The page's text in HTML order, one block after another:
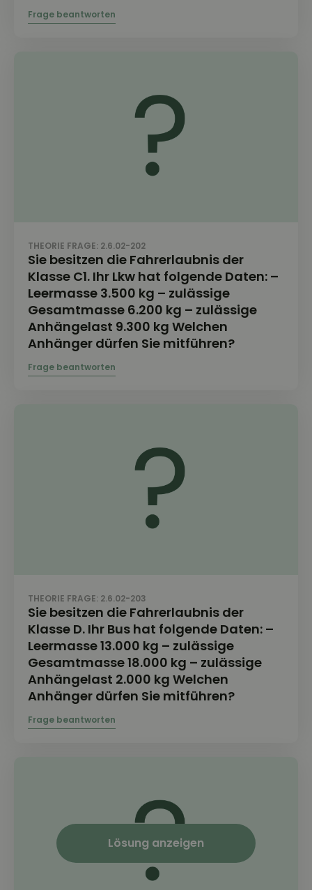
Lösung anzeigen
THEORIE FRAGE: 2.6.02-202
Sie besitzen die Fahrerlaubnis der
Klasse C1. Ihr Lkw hat folgende Daten: –
Leermasse 3.500 kg – zulässige
Gesamtmasse 6.200 kg – zulässige
Anhängelast 9.300 kg Welchen
Anhänger dürfen Sie mitführen?
THEORIE FRAGE: 2.6.02-203
Sie besitzen die Fahrerlaubnis der
Klasse D. Ihr Bus hat folgende Daten: –
Leermasse 13.000 kg – zulässige
Gesamtmasse 18.000 kg – zulässige
Anhängelast 2.000 kg Welchen
Anhänger dürfen Sie mitführen?